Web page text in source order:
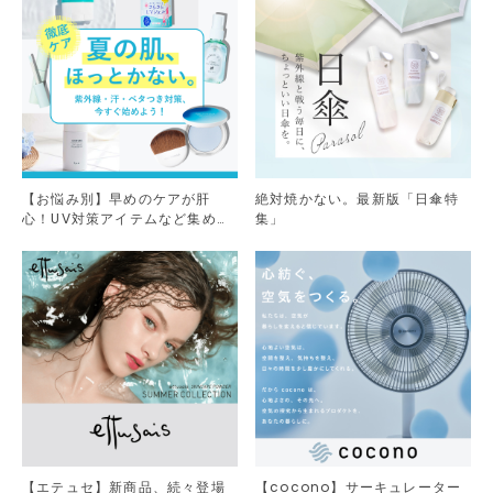
【お悩み別】早めのケアが肝
心！UV対策アイテムなど集めま
絶対焼かない。最新版「日傘特
集」
【エテュセ】新商品、続々登場 【cocono】サーキュレーター